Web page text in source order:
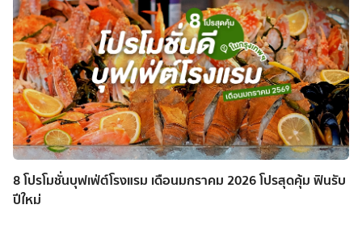
8 โปรโมชั่นบุฟเฟ่ต์โรงแรม เดือนมกราคม 2026 โปรสุดคุ้ม ฟินรับ
ปีใหม่